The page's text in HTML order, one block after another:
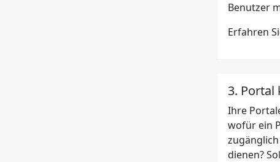
Benutzer
Erfahren
3.
Ihre
wofür ein
dienen?